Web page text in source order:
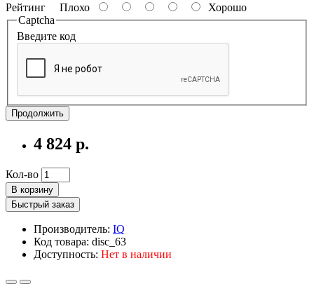
Рейтинг Плохо
Хорошо
Captcha
Введите код
Продолжить
4 824 р.
Кол-во
В корзину
Быстрый заказ
Производитель: IQ
Код товара: disc_63
Доступность: Нет в наличии